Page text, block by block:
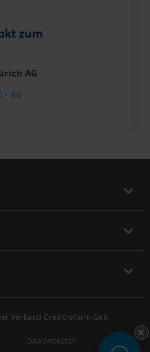
zum
AG
- 80
Verband Creditreform Gen
Data protection